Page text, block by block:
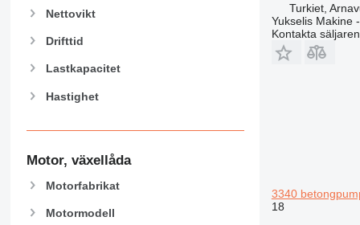
973
980
990
AP
C-series
CS
D series
Nettovikt
Drifttid
Lastkapacitet
Hastighet
Motor, växellåda
Motorfabrikat
Motormodell
Turkiet,
Yukselis Makine
Kontakta säljaren
3340
18